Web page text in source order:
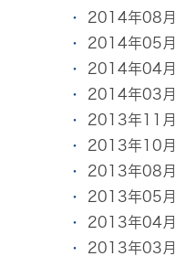
2014年08月
2014年05月
2014年04月
2014年03月
2013年11月
2013年10月
2013年08月
2013年05月
2013年04月
2013年03月